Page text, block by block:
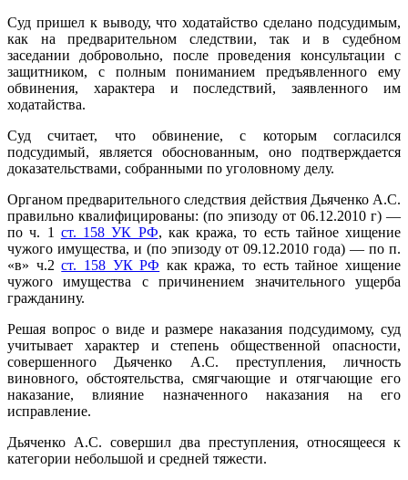
Суд пришел к выводу, что ходатайство сделано подсудимым,
как на предварительном следствии, так и в судебном
заседании добровольно, после проведения консультации с
защитником, с полным пониманием предъявленного ему
обвинения, характера и последствий, заявленного им
ходатайства.
Суд считает, что обвинение, с которым согласился
подсудимый, является обоснованным, оно подтверждается
доказательствами, собранными по уголовному делу.
Органом предварительного следствия действия Дьяченко А.С.
правильно квалифицированы: (по эпизоду от 06.12.2010 г) —
по ч. 1 ст. 158 УК РФ, как кража, то есть тайное хищение
чужого имущества, и (по эпизоду от 09.12.2010 года) — по п.
«в» ч.2ст. 158 УК РФ как кража, то есть тайное хищение
чужого имущества с причинением значительного ущерба
гражданину.
Решая вопрос о виде и размере наказания подсудимому, суд
учитывает характер и степень общественной опасности,
совершенного Дьяченко А.С. преступления, личность
виновного, обстоятельства, смягчающие и отягчающие его
наказание, влияние назначенного наказания на его
исправление.
Дьяченко А.С. совершил два преступления, относящееся к
категории небольшой и средней тяжести.